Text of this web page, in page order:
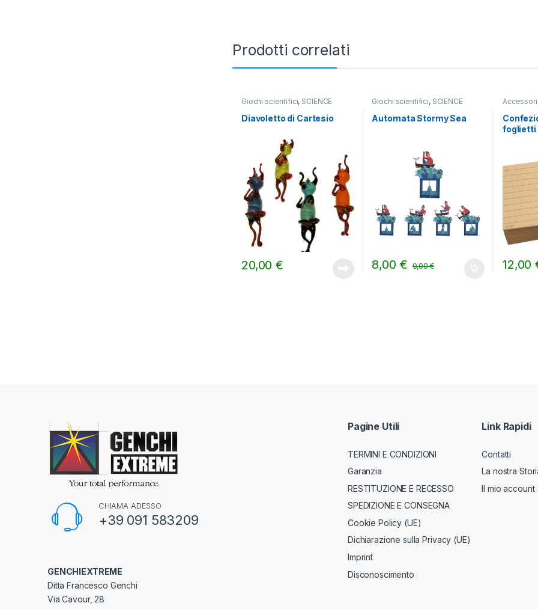
Prodotti correlati
Giochi scientifici, SCIENCE
Diavoletto di Cartesio
20,00€
Giochi scientifici, SCIENCE
Automata Stormy Sea
8,00 € 9,00€
Accessori
foglietti
12,00
CHIAMA ADESSO
+39 091 583209
GENCHIEXTREME
Ditta Francesco Genchi
Via Cavour, 28
Pagine Utili
TERMINI E CONDIZIONI
Garanzia
RESTITUZIONE E RECESSO
SPEDIZIONE E CONSEGNA
Cookie Policy (UE)
Dichiarazione sulla Privacy (UE)
Imprint
Disconoscimento
Link Rapidi
Contatti
La nostra
Il mio account